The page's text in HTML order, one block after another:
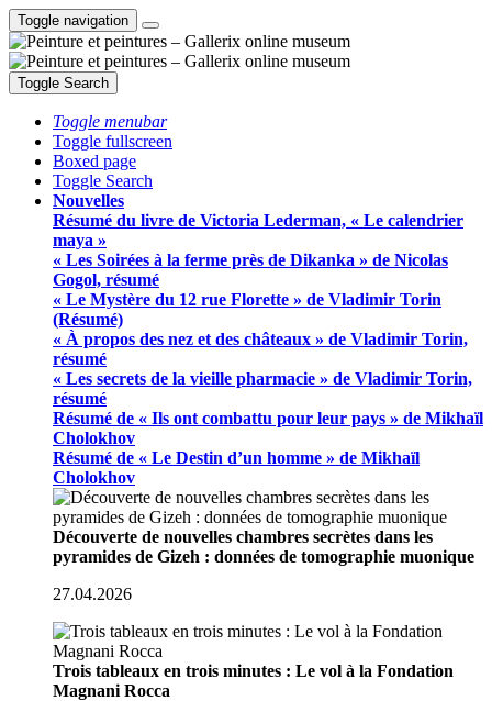
Toggle navigation
Toggle Search
Toggle menubar
Toggle fullscreen
Boxed page
Toggle Search
Nouvelles
Résumé du livre de Victoria Lederman, « Le calendrier
maya »
« Les Soirées à la ferme près de Dikanka » de Nicolas
Gogol, résumé
« Le Mystère du 12 rue Florette » de Vladimir Torin
(Résumé)
« À propos des nez et des châteaux » de Vladimir Torin,
résumé
« Les secrets de la vieille pharmacie » de Vladimir Torin,
résumé
Résumé de « Ils ont combattu pour leur pays » de Mikhaïl
Cholokhov
Résumé de « Le Destin d’un homme » de Mikhaïl
Cholokhov
Découverte de nouvelles chambres secrètes dans les
pyramides de Gizeh : données de tomographie muonique
27.04.2026
Trois tableaux en trois minutes : Le vol à la Fondation
Magnani Rocca